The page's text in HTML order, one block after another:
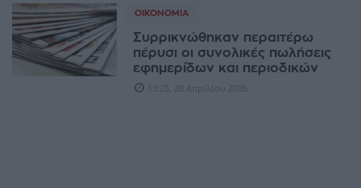
ΟΙΚΟΝΟΜΊΑ
Συρρικνώθηκαν περαιτέρω
πέρυσι οι συνολικές πωλήσεις
εφημερίδων και περιοδικών
13:25, 28 Απριλίου 2026